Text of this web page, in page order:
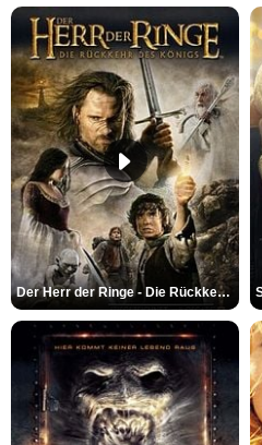
Der Herr der Ringe - Die Rückkehr des Königs Trailer OV